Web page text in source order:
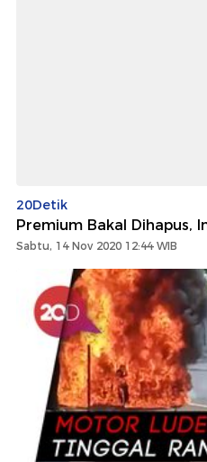
20Detik
Premium Bakal Dihapus,
Sabtu, 14 Nov 2020 12:44 WIB